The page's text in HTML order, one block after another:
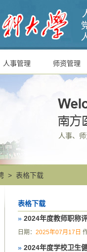
人事管理 师资管理
人事、
> 表格下载
表格下载
» 2024年度教师职称
日期： 2025年07月17日
» 2024年度学校卫生